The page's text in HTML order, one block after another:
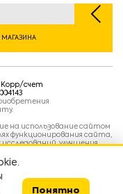
Корр/счет
на использование сайтом
функционирования сайта,
улучшения
Понятно